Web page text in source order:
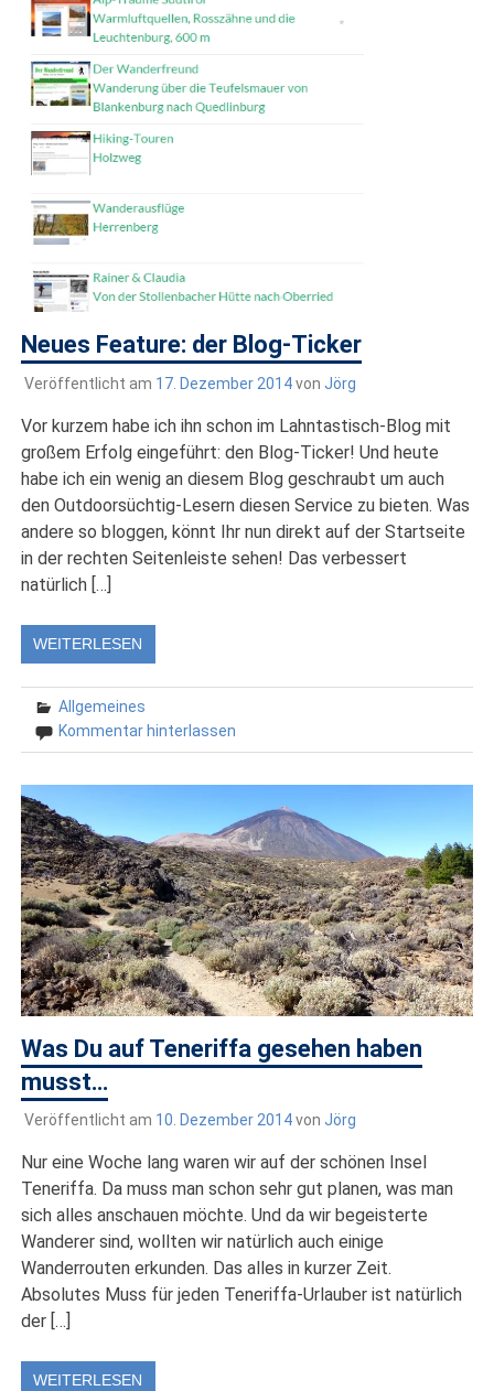
Neues Feature: der Blog-Ticker
Veröffentlicht am 17. Dezember 2014von Jörg
Vor kurzem habe ich ihn schon im Lahntastisch-Blog mit
großem Erfolg eingeführt: den Blog-Ticker! Und heute
habe ich ein wenig an diesem Blog geschraubt um auch
den Outdoorsüchtig-Lesern diesen Service zu bieten. Was
andere so bloggen, könnt Ihr nun direkt auf der Startseite
in der rechten Seitenleiste sehen! Das verbessert
natürlich […]
WEITERLESEN
Allgemeines
Kommentar hinterlassen
Was Du auf Teneriffa gesehen haben
musst…
Veröffentlicht am 10. Dezember 2014von Jörg
Nur eine Woche lang waren wir auf der schönen Insel
Teneriffa. Da muss man schon sehr gut planen, was man
sich alles anschauen möchte. Und da wir begeisterte
Wanderer sind, wollten wir natürlich auch einige
Wanderrouten erkunden. Das alles in kurzer Zeit.
Absolutes Muss für jeden Teneriffa-Urlauber ist natürlich
der […]
WEITERLESEN